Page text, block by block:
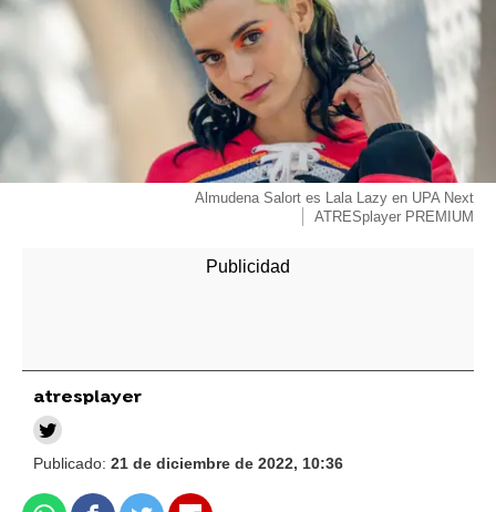
Almudena Salort es Lala Lazy en UPA Next
ATRESplayer PREMIUM
atresplayer
Publicado: 21 de diciembre de 2022, 10:36